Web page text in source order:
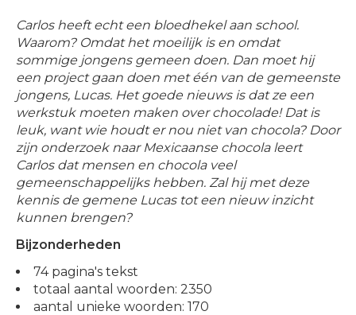
Carlos heeft echt een bloedhekel aan school.
Waarom? Omdat het moeilijk is en omdat
sommige jongens gemeen doen. Dan moet hij
een project gaan doen met één van de gemeenste
jongens, Lucas. Het goede nieuws is dat ze een
werkstuk moeten maken over chocolade! Dat is
leuk, want wie houdt er nou niet van chocola? Door
zijn onderzoek naar Mexicaanse chocola leert
Carlos dat mensen en chocola veel
gemeenschappelijks hebben. Zal hij met deze
kennis de gemene Lucas tot een nieuw inzicht
kunnen brengen?
Bijzonderheden
74 pagina's tekst
totaal aantal woorden: 2350
aantal unieke woorden: 170